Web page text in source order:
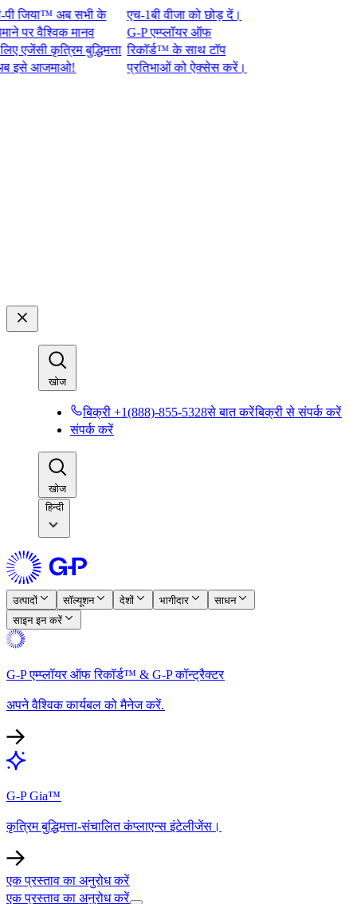
जिया™ अब सभी के
वैश्विक मानव
कृत्रिम बुद्धिमत्ता
आजमाओ!​​
एच-1बी वीजा को छोड़ दें।
G-P एम्प्लॉयर ऑफ
रिकॉर्ड™ के साथ टॉप
प्रतिभाओं को ऐक्सेस करें।​​
खोज​​
बिक्री +1(888)-855-5328से बात करें​​बिक्री से संपर्क करें​​
संपर्क करें​​
खोज​​
हिन्दी
उत्पादों​​ सॉल्यूशन​​ देशों​​ भागीदार​​
साधन​​
साइन इन करें​​
G-P एम्प्लॉयर ऑफ रिकॉर्ड™ & G-P कॉन्ट्रैक्टर​​
अपने वैश्विक कार्यबल को मैनेज करें.​​
G-P Gia™​​
कृत्रिम बुद्धिमत्ता-संचालित कंप्लाएन्स इंटेलीजेंस।​​
एक प्रस्ताव का अनुरोध करें​​
एक प्रस्ताव का अनुरोध करें​​